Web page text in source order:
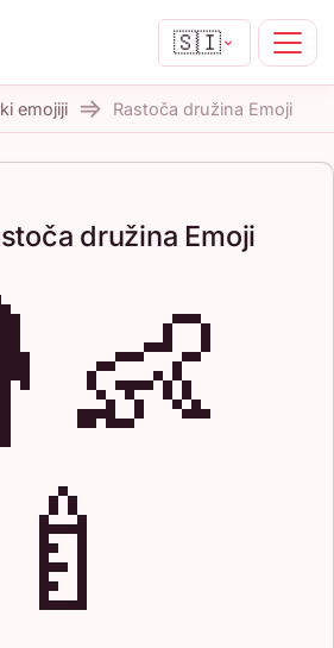
🇸🇮
emojiji Rastoča družina Emoji
družina Emoji
🍼